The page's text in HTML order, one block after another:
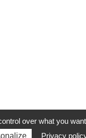
over what you
Privacy